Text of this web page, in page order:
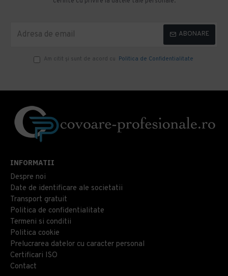
ABONARE
Am citit şi sunt de acord cu Politica de Confidentialitate
INFORMATII
Despre noi
Date de identificare ale societatii
Transport gratuit
Politica de confidentialitate
Termeni si conditii
Politica cookie
Prelucrarea datelor cu caracter personal
Certificari ISO
Contact